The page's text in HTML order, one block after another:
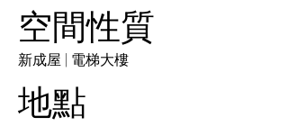
空間性質
新成屋 | 電梯大樓
地點